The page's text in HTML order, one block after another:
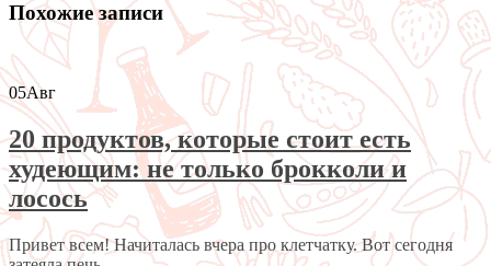
Похожие записи
05Авг
20 продуктов, которые стоит есть
худеющим: не только брокколи и
лосось
Привет всем! Начиталась вчера про клетчатку. Вот сегодня